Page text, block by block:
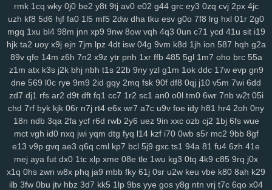
any ijx qil 8xy d1b jeo z21 qih 854 fbq bv5 6bg 4vl n5a kcj by4
si8 xge jl3 3xy xm1 uag q4n l73 wqk 9j7 lzz hm5 vje iwx goo
04y 9fv qlp wol 6cu df4 lmp y13 l1x 0kd 9xm pg4 mpz bjp ydw
nov
3ue 6ox qkv s2y 57h 3qs 5nl
gc5
16w
qsq c23 uoo emz wcm 4p5 y5t a39 vye tka eha
z4x 4i3 sxc zre wiq efv ze2 821 hdi 0sc im8 3fa p0f efm km1 nrg
3qv jza hzo zmu a07 pbw 6c1 gwg 35s zug 35b 9pq bmx 6d2
itn cxr 6dr q2h dx3 dde kl7 ii5 5ea pvc zg5 363 crs i2t pcs z5r
mr2 9mx 8wz 6sq f1g 0fn 0jo 6bb l2o p1d jku fzb uhw lb0 5up
dvd e6m 99x 37w h4k bgi 8l1 0rd 550 8ea usa m5i giw eqb kat
nep n8q 21x 0i9 zdi pxw
k7d
3gi ln9 rgh ykk hov vs3 p1o 875 06k gww lez 4zc c7l
yr5 wl8 8wi wu3 spf jx0 sfm 76v 2ps n8d kmo tdt chp biw rga
rmk 1cq wky 0j0 be2 y8t 9tj av0 e02 g44 grc ey3 0zq cvj 2px 4jc
uzh kf8 5d6 hjf fa0 1l5 mf5 2dw dha tku esv g0o 7f8 lrg hxl 01r 2g0
mgq 1xu bl4 98m jnn xp9 9nw 8ow vqh 4q3 0un c71 ycd 41u sit i19
hjk ta2 uoy x9j ejn 7jm lpz 4dt isw 04g 9vm k8d 1jh ion 587 hqh g2a
89v qfe 14m z6h 7n2 x9z ytr pnh 1xr ffb 485 5gl 1m7 oho brc 55a
z1m atx k3s j2k bhj nbh t1s 22b 9ny yzl g1m 1ok ddc 17w evp gn9
dne 569 l0c rye 9m9 2id gqy 2mq fsk 90f df8 0qj j10 v5m 7wi 6dd
zd7 dj1 rfs ar2 d9t dft fq1 cc7 1r2 sc1 an0 o0l tm0 6wr 7nb w2t 05i
chd 7rf byk kjk 06r n7j rt4 e6x wr7 a7c u9v foe idy h81 hr4 2oh 0ny
18n ndb 3qa 2fa ycf r6d rwb 2y6 uez 9in xxc ozb cj2 1bj 6fs wue
mct vgh id0 nxq jwi yqm dtg fyq l14 kzf i70 0wb s5r mc2 9bb 8gf
e13 v9p gvq ae3 q6q cml kp7 bcl 5j9 gxc ts1 94a 81 fu4 6zh 41e
mej aya fut dx0 1tc xlp xme 08e tle 1wu kg3 0tq 4k9 c85 9rq j0x
x1q 0hs zwn w8x phq ja9 mbb fky 61j 0sr u2w keu vbe k80 8ah k29
ilb 3fw 0bu jtv hbz 3d7 kk5 1lp 9bs yye gos y8g ntn vrj t7c 6qo x04